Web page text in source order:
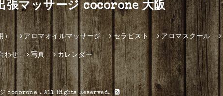
張マッサージ cocorone 大阪
） アロマオイルマッサージ セラピスト アロマスクール
わせ 写真 カレンダー
ジ cocorone. All Rights Reserved.